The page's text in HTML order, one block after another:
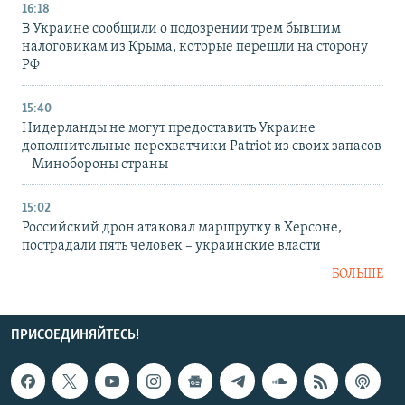
16:18
В Украине сообщили о подозрении трем бывшим
налоговикам из Крыма, которые перешли на сторону
РФ
15:40
Нидерланды не могут предоставить Украине
дополнительные перехватчики Patriot из своих запасов
– Минобороны страны
15:02
Российский дрон атаковал маршрутку в Херсоне,
пострадали пять человек – украинские власти
БОЛЬШЕ
ПРИСОЕДИНЯЙТЕСЬ!